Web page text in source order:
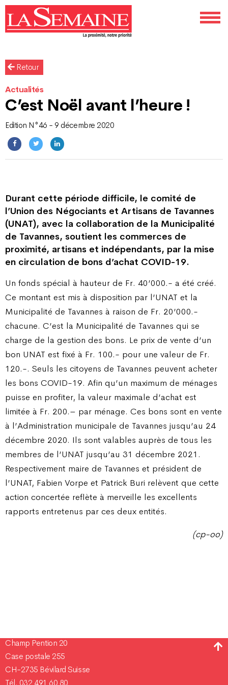
Retour
Actualités
C’est Noël avant l’heure !
Edition N°46 - 9 décembre 2020
Durant cette période difficile, le comité de
l’Union des Négociants et Artisans de Tavannes
(UNAT), avec la collaboration de la Municipalité
de Tavannes, soutient les commerces de
proximité, artisans et indépendants, par la mise
en circulation de bons d’achat COVID-19.
Un fonds spécial à hauteur de Fr. 40’000.- a été créé.
Ce montant est mis à disposition par l’UNAT et la
Municipalité de Tavannes à raison de Fr. 20’000.-
chacune. C’est la Municipalité de Tavannes qui se
charge de la gestion des bons. Le prix de vente d’un
bon UNAT est fixé à Fr. 100.- pour une valeur de Fr.
120.-. Seuls les citoyens de Tavannes peuvent acheter
les bons COVID-19. Afin qu’un maximum de ménages
puisse en profiter, la valeur maximale d’achat est
limitée à Fr. 200.– par ménage. Ces bons sont en vente
à l’Administration municipale de Tavannes jusqu’au 24
décembre 2020. Ils sont valables auprès de tous les
membres de l’UNAT jusqu’au 31 décembre 2021.
Respectivement maire de Tavannes et président de
l’UNAT, Fabien Vorpe et Patrick Buri relèvent que cette
action concertée reflète à merveille les excellents
rapports entretenus par ces deux entités.
(cp-oo)
Champ Pention 20
Case postale 255
CH-2735 Bévilard Suisse
Tél. 032 491 60 80